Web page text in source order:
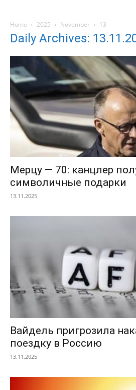
Home 2025 November 13
Daily Archives:
Мерцу — 70: канцлер
символичные подарки
13.11.2025
Вайдель пригрозила
поездку в Россию
13.11.2025